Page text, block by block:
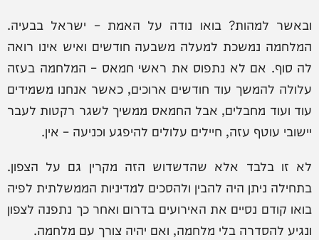
ובאשר למהות? בואו נודה על האמת – ישראל בבעיה.
המלחמה נמשכת למעלה משבעה חודשים ואיש אינו רואה
לה סוף. אם לא נתפוס את ראשי חמאס – המלחמה בעזה
עלולה להמשך עוד חודשים ארוכים, כאשר אנחנו משמידים
עוד ועוד מחבלים, אבל החמאס ממשיך לשגר רקטות לעבר
יישובי עוטף עזה, חיילים עלולים להיפגע וכניעה – אין.
לא זו בלבד אלא שהדשדוש הזה מקרין גם על הצפון.
בתחילה ניתן היה להבין ולהסכים למדיניות הממשלתית לפיה
בואו קודם נסיים את האירועים בדרום ואחר כך נתפנה לצפון
ונגיע להסדרה בלי מלחמה, ואם יהיה צורך עם מלחמה.